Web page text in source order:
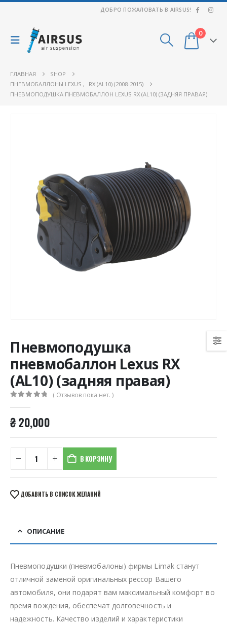
ДОБРО ПОЖАЛОВАТЬ В AIRSUS!
0
ГЛАВНАЯ
SHOP
ПНЕВМОБАЛЛОНЫ LEXUS ,
RX (AL10) (2008-2015)
ПНЕВМОПОДУШКА ПНЕВМОБАЛЛОН LEXUS RX (AL10) (ЗАДНЯЯ ПРАВАЯ)
Пневмоподушка
пневмобаллон Lexus RX
(AL10) (задняя правая)
( Отзывов пока нет. )
₴20,000
В КОРЗИНУ
ДОБАВИТЬ В СПИСОК ЖЕЛАНИЙ
ОПИСАНИЕ
Пневмоподушки (пневмобалоны) фирмы Limak станут
отличной заменой оригинальных рессор Вашего
автомобиля, они подарят вам максимальный комфорт во
время вождения, обеспечат долговечность и
надежность. Качество изделий и характеристики